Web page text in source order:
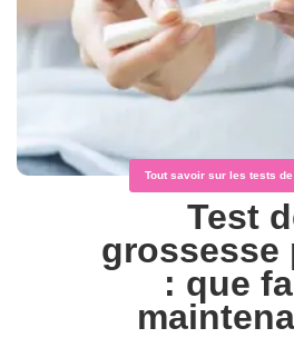
Tout savoir sur les tests
Test
grossesse
: que